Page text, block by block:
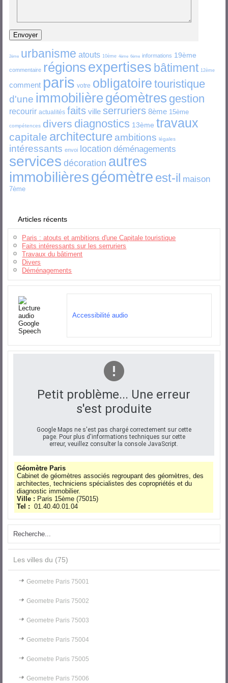
2ème urbanisme atouts 10ème 4ème 6ème informations 19ème
commentaire régions expertises bâtiment 12ème
comment paris votre obligatoire touristique
d'une immobilièregéomètres gestion
recourir actualités faits ville serruriers 8ème 15ème
compétences divers diagnostics 13ème travaux
capitale architecture ambitions légales
intéressants envoi location déménagements
services décoration autres
immobilièresgéomètre est-il maison
7ème
Articles récents
Paris : atouts et ambitions d'une Capitale touristique
Faits intéressants sur les serruriers
Travaux du bâtiment
Divers
Déménagements
Accessibilité audio
Petit problème... Une erreur
s'est produite
Google Maps ne s'est pas chargé correctement sur cette
page. Pour plus d'informations techniques sur cette
erreur, veuillez consulter la console JavaScript.
Géomètre Paris
Cabinet de géomètres associés regroupant des géomètres, des
architectes, techniciens spécialistes des copropriétés et du
diagnostic immobilier.
Ville : Paris 15ème(75015)
Tel :
01.40.40.01.04
Les villes du (75)
Geometre Paris 75001
Geometre Paris 75002
Geometre Paris 75003
Geometre Paris 75004
Geometre Paris 75005
Geometre Paris 75006